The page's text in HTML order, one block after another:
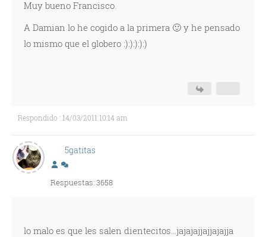
Muy bueno Francisco.
A Damian lo he cogido a la primera 🙂 y he pensado
lo mismo que el globero :):):):):)
Respondido : 14/03/2011 10:14 am
5gatitas
Respuestas: 3658
lo malo es que les salen dientecitos...jajajajjajjajajja